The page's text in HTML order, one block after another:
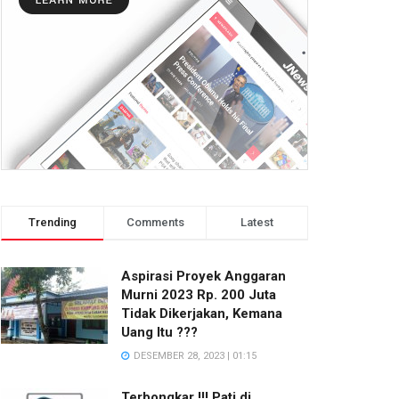
Trending Comments Latest
Aspirasi Proyek Anggaran
Murni 2023 Rp. 200 Juta
Tidak Dikerjakan, Kemana
Uang Itu ???
DESEMBER 28, 2023 | 01:15